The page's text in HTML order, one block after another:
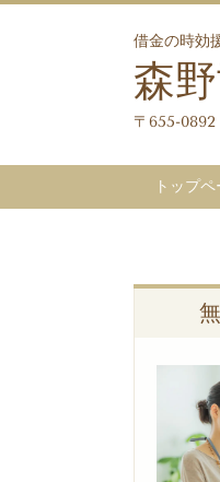
借金の時効
森
〒655-0892
トップ